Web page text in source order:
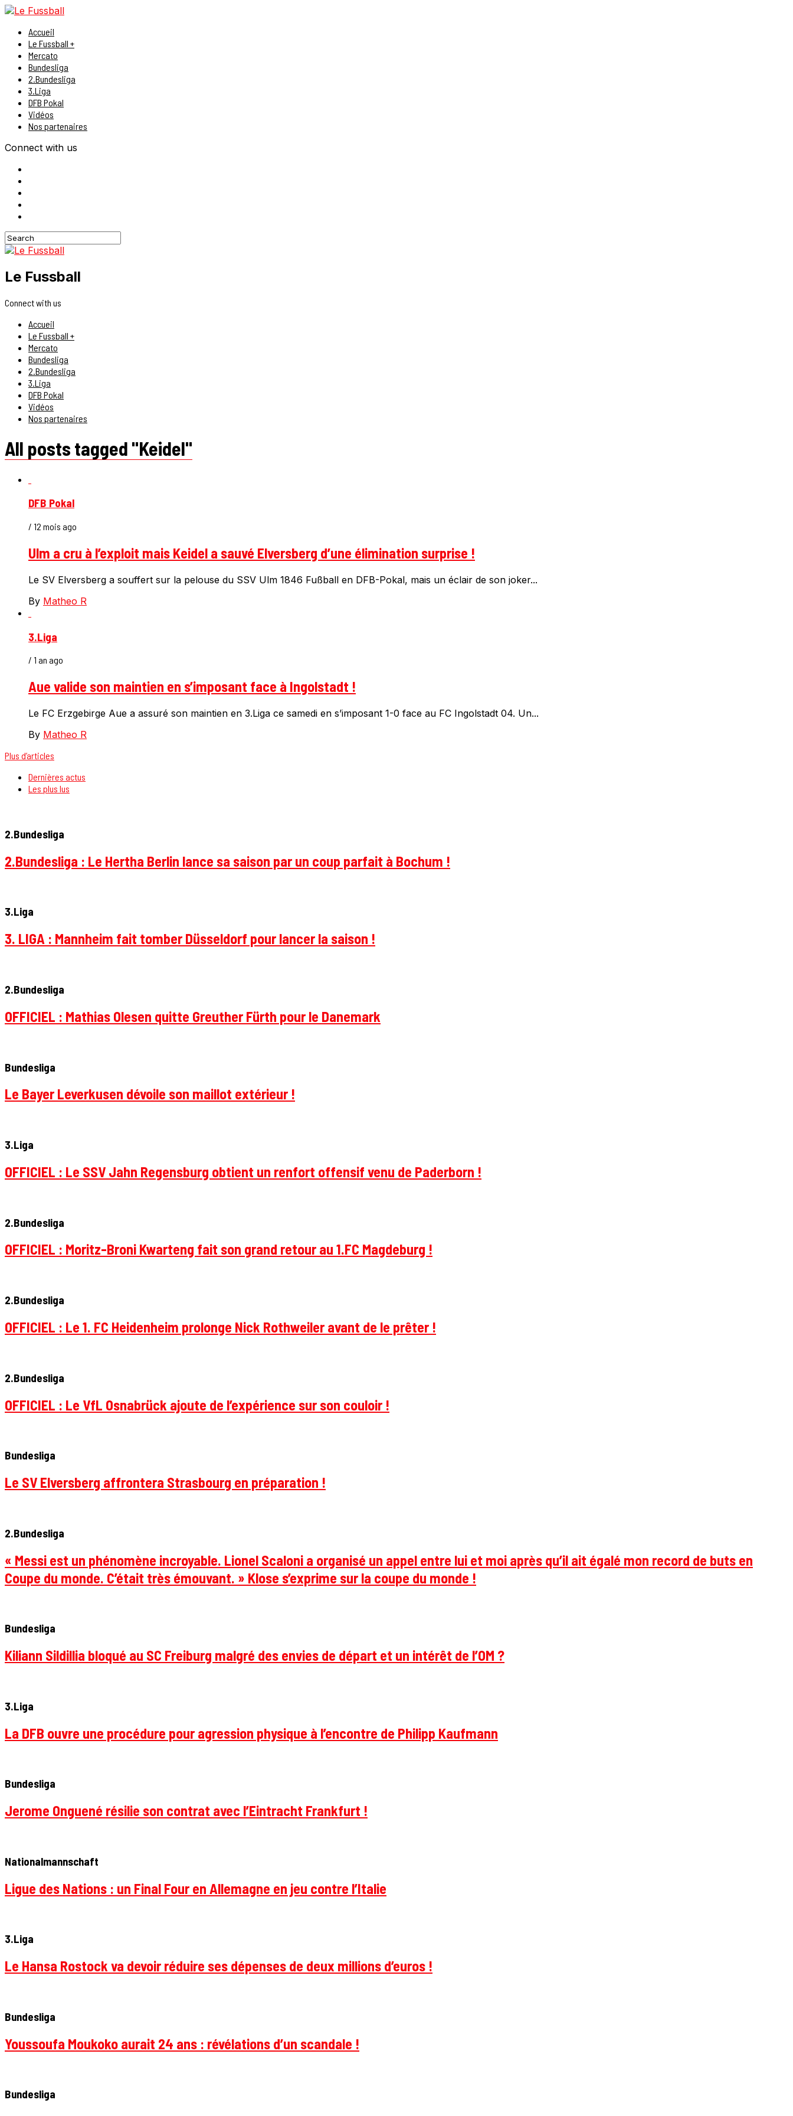
Accueil
Le Fussball +
Mercato
Bundesliga
2.Bundesliga
3.Liga
DFB Pokal
Vidéos
Nos partenaires
Connect with us
Le Fussball
Connect with us
Accueil
Le Fussball +
Mercato
Bundesliga
2.Bundesliga
3.Liga
DFB Pokal
Vidéos
Nos partenaires
All posts tagged "Keidel"
DFB Pokal
/ 12 mois ago
Ulm a cru à l’exploit mais Keidel a sauvé Elversberg d’une élimination surprise !
Le SV Elversberg a souffert sur la pelouse du SSV Ulm 1846 Fußball en DFB-Pokal, mais un éclair de son joker...
By Matheo R
3.Liga
/ 1 an ago
Aue valide son maintien en s’imposant face à Ingolstadt !
Le FC Erzgebirge Aue a assuré son maintien en 3.Liga ce samedi en s’imposant 1-0 face au FC Ingolstadt 04. Un...
By Matheo R
Plus d’articles
Dernières actus
Les plus lus
2.Bundesliga
2.Bundesliga : Le Hertha Berlin lance sa saison par un coup parfait à Bochum !
3.Liga
3. LIGA : Mannheim fait tomber Düsseldorf pour lancer la saison !
2.Bundesliga
OFFICIEL : Mathias Olesen quitte Greuther Fürth pour le Danemark
Bundesliga
Le Bayer Leverkusen dévoile son maillot extérieur !
3.Liga
OFFICIEL : Le SSV Jahn Regensburg obtient un renfort offensif venu de Paderborn !
2.Bundesliga
OFFICIEL : Moritz-Broni Kwarteng fait son grand retour au 1.FC Magdeburg !
2.Bundesliga
OFFICIEL : Le 1. FC Heidenheim prolonge Nick Rothweiler avant de le prêter !
2.Bundesliga
OFFICIEL : Le VfL Osnabrück ajoute de l’expérience sur son couloir !
Bundesliga
Le SV Elversberg affrontera Strasbourg en préparation !
2.Bundesliga
« Messi est un phénomène incroyable. Lionel Scaloni a organisé un appel entre lui et moi après qu’il ait égalé mon record de buts en
Coupe du monde. C’était très émouvant. » Klose s’exprime sur la coupe du monde !
Bundesliga
Kiliann Sildillia bloqué au SC Freiburg malgré des envies de départ et un intérêt de l’OM ?
3.Liga
La DFB ouvre une procédure pour agression physique à l’encontre de Philipp Kaufmann
Bundesliga
Jerome Onguené résilie son contrat avec l’Eintracht Frankfurt !
Nationalmannschaft
Ligue des Nations : un Final Four en Allemagne en jeu contre l’Italie
3.Liga
Le Hansa Rostock va devoir réduire ses dépenses de deux millions d’euros !
Bundesliga
Youssoufa Moukoko aurait 24 ans : révélations d’un scandale !
Bundesliga